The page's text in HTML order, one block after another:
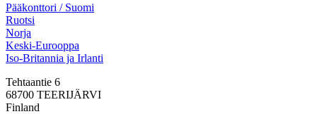
Pääkonttori / Suomi
Ruotsi
Norja
Keski-Eurooppa
Iso-Britannia ja Irlanti
Tehtaantie 6
68700 TEERIJÄRVI
Finland